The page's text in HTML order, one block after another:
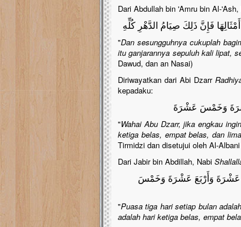
Dari Abdullah bin 'Amru bin Al-
فَإِنَّ ذَلِكَ صِيَامُ الدَّهْرِ كُلِّهِ
"Dan sesungguhnya cukuplah
itu ganjarannya sepuluh kali lipat,
Dawud, dan an Nasai)
Diriwayatkan dari Abi Dzarr
kepadaku:
عَشْرَةَ وَخَمْسَ عَشْرَةَ
"Wahai Abu Dzarr, jika engkau
ketiga belas, empat belas, dan
Tirmidzi dan disetujui oleh Al-
Dari Jabir bin Abdillah, Nabi
عَشْرَةَ وَأَرْبَعَ عَشْرَةَ وَخَمْسَ
"Puasa tiga hari setiap bulan
adalah hari ketiga belas, empat